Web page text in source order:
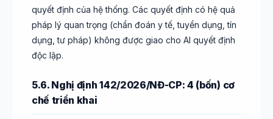
quyết định của hệ thống. Các quyết định có hệ quả
pháp lý quan trọng (chẩn đoán y tế, tuyển dụng, tín
dụng, tư pháp) không được giao cho AI quyết định
độc lập.
5.6. Nghị định 142/2026/NĐ-CP: 4 (bốn) cơ
chế triển khai